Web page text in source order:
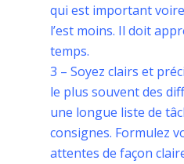
qui est important
l’est moins. Il doit
temps.
3 – Soyez clairs et
le plus souvent des
une longue liste de
consignes. Formulez
attentes de façon